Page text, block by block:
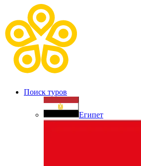
Поиск туров
Египет